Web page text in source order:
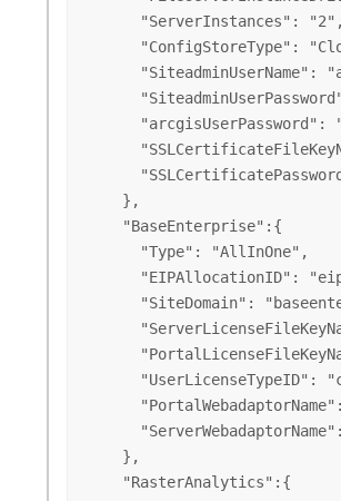
      "ServerInstances": "2",
"ConfigStoreType":
"SiteadminUserName":
"arcgisUserPassword":
    },
    "BaseEnterprise":{
      "Type": "AllInOne",
"EIPAllocationID":
"SiteDomain":
"UserLicenseTypeID":
    },
    "RasterAnalytics":{